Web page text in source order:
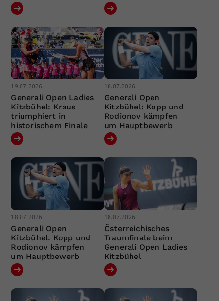
19.07.2026
Generali Open Ladies
Kitzbühel: Kraus
triumphiert in
historischem Finale
18.07.2026
Generali Open
Kitzbühel: Kopp und
Rodionov kämpfen
um Hauptbewerb
18.07.2026
Generali Open
Kitzbühel: Kopp und
Rodionov kämpfen
um Hauptbewerb
18.07.2026
Österreichisches
Traumfinale beim
Generali Open Ladies
Kitzbühel